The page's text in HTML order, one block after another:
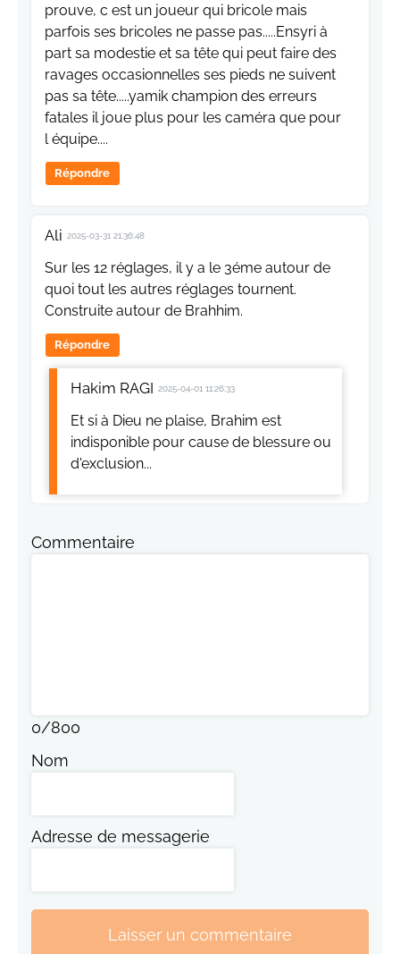
prouve, c est un joueur qui bricole mais
parfois ses bricoles ne passe pas.....Ensyri à
part sa modestie et sa tête qui peut faire des
ravages occasionnelles ses pieds ne suivent
pas sa tête.....yamik champion des erreurs
fatales il joue plus pour les caméra que pour
l équipe....
Répondre
Ali 2025-03-31 21:36:48
Sur les 12 réglages, il y a le 3éme autour de
quoi tout les autres réglages tournent.
Construite autour de Brahhim.
Répondre
Hakim RAGI 2025-04-01 11:26:33
Et si à Dieu ne plaise, Brahim est
indisponible pour cause de blessure ou
d'exclusion...
Commentaire
0/800
Nom
Adresse de messagerie
Laisser un commentaire